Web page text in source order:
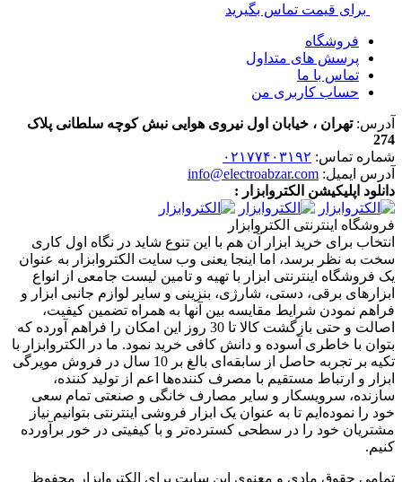
برای قیمت تماس بگیرید
فروشگاه
پرسش های متداول
تماس با ما
حساب کاربری من
آدرس:تهران ، خیابان اول نیروی هوایی نبش کوچه سلطانی پلاک
274
شماره تماس: ۰۲۱۷۷۴۰۳۱۹۲
آدرس ایمیل: info@electroabzar.com
دانلود اپلیکیشن الکتروابزار :
فروشگاه اینترنتی الکتروابزار
انتخاب برای خرید ابزار آن هم با این تنوع شاید در نگاه اول کاری
سخت به نظر برسد، اما اینجا یعنی وب سایت الکتروابزار به عنوان
یک فروشگاه اینترنتی ابزار با تهیه و تامین لیست جامعی از انواع
ابزار‌های برقی، دستی، شارژی، بنزینی و سایر لوازم جانبی ابزار و
فراهم نمودن شرایط مقایسه بین آنها به همراه تضمین کیفیت،
اصالت و حتی بازگشت کالا تا 30 روز این امکان را فراهم آورده که
بتوان با خاطری آسوده و دانش کافی خرید نمود. ما در الکتروابزار با
تکیه بر تجربه حاصل از سابقه‌ای بالغ بر 10 سال در فروش مویرگی
ابزار و ارتباط مستقیم با مصرف کننده‌ها اعم از تولید کننده،
سازنده، سرویسکار و سایر مصارف خانگی و صنعتی تمام سعی
خود را نموده‌ایم تا به عنوان یک ابزار فروشی اینترنتی بتوانیم نیاز
مشتریان خود را در سطحی کسترده‌تر و با کیفیتی در خور برآورده
کنیم.
تمامی حقوق مادی و معنوی این سایت برای الکتروابزار محفوظ